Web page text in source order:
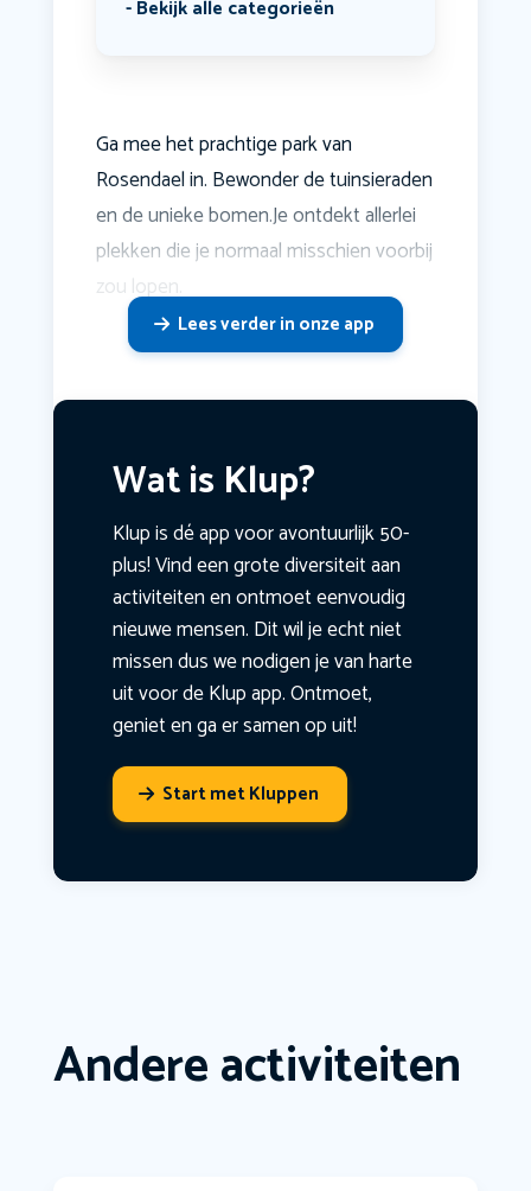
Bekijk alle categorieën
Ga mee het prachtige park van
Rosendael in. Bewonder de tuinsieraden
en de unieke bomen.Je ontdekt allerlei
plekken die je normaal misschien voorbij
zou lopen.
Lees verder in onze app
Wat is Klup?
Klup is dé app voor avontuurlijk 50-
plus! Vind een grote diversiteit aan
activiteiten en ontmoet eenvoudig
nieuwe mensen. Dit wil je echt niet
missen dus we nodigen je van harte
uit voor de Klup app. Ontmoet,
geniet en ga er samen op uit!
Start met Kluppen
Andere activiteiten